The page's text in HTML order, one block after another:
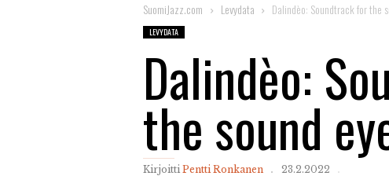
SuomiJazz.com Levydata Dalindèo: Soundtrack for the
LEVYDATA
Dalindèo:
the sound
Kirjoitti Pentti Ronkanen 23.2.2022